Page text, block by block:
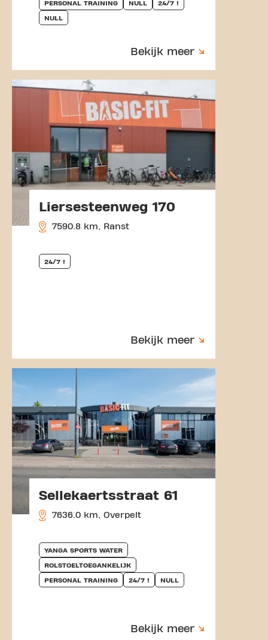
PERSONAL TRAINING NULL 24/7 !
NULL
Bekijk meer
Liersesteenweg 170
7590.8 km, Ranst
24/7 !
Bekijk meer
Sellekaertsstraat 61
7636.0 km, Overpelt
YANGA SPORTS WATER
ROLSTOELTOEGANKELIJK
PERSONAL TRAINING 24/7 ! NULL
Bekijk meer